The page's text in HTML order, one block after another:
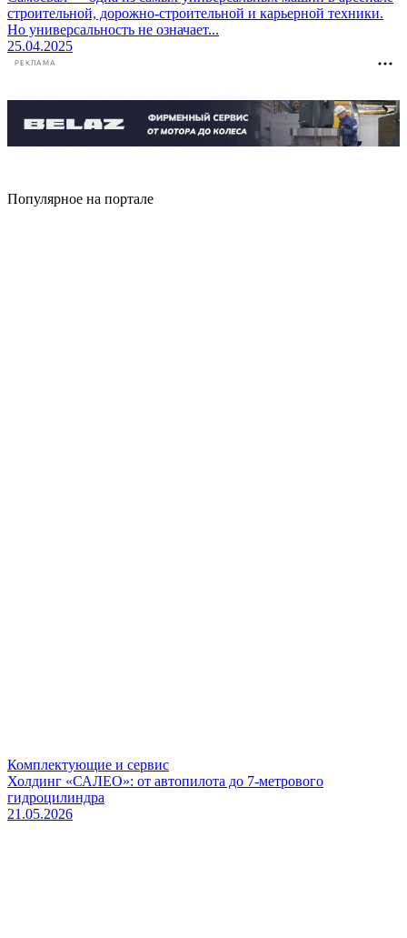
строительной, дорожно-строительной и карьерной техники.
Но универсальность не означает...
25.04.2025
РЕКЛАМА
Популярное на портале
Комплектующие и сервис
Холдинг «САЛЕО»: от автопилота до 7-метрового
гидроцилиндра
21.05.2026